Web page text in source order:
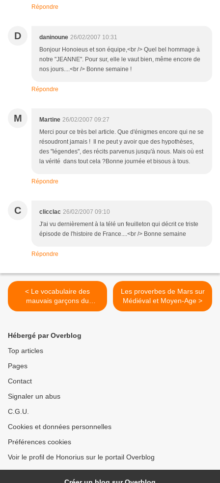
Répondre
D daninoune 26/02/2007 10:31
Bonjour Honoieus et son équipe,<br /> Quel bel hommage à
notre "JEANNE". Pour sur, elle le vaut bien, même encore de
nos jours....<br /> Bonne semaine !
Répondre
M Martine 26/02/2007 09:27
Merci pour ce très bel article. Que d'énigmes encore qui ne se
résoudront jamais ! Il ne peut y avoir que des hypothèses,
des "légendes", des récits parvenus jusqu'à nous. Mais où est
la vérité dans tout cela ?Bonne journée et bisous à tous.
Répondre
C clicclac 26/02/2007 09:10
J'ai vu dernièrement à la télé un feuilleton qui décrit ce triste
épisode de l'histoire de France....<br /> Bonne semaine
Répondre
< Le vocabulaire des
mauvais garçons du
Moyen-Age
Les proverbes de Mars sur
Médiéval et Moyen-Age >
Hébergé par Overblog
Top articles
Pages
Contact
Signaler un abus
C.G.U.
Cookies et données personnelles
Préférences cookies
Voir le profil de Honorius sur le portail Overblog